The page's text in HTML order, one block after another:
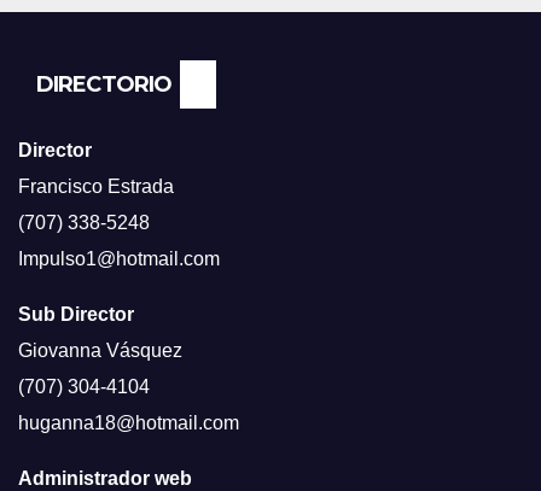
NEWS.
DIRECTORIO
Director
Francisco Estrada
(707) 338-5248
Impulso1@hotmail.com
Sub Director
Giovanna Vásquez
(707) 304-4104
huganna18@hotmail.com
Administrador web